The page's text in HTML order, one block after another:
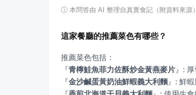
ⓘ 本問答由 AI 整理自真實食記（附資料來源）
這家餐廳的推薦菜色有哪些？
『青檸鮭魚菲力佐酥炒金黃燕麥片 』
『金沙鹹蛋黃奶油鮮蝦義大利麵 』